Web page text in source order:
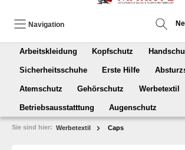
Navigation
Arbeitskleidung Kopfschutz
Sicherheitsschuhe Erste Hilfe
Atemschutz Gehörschutz Werbetextil
Betriebsausstatttung Augenschutz
Sie sind hier: Werbetextil Caps